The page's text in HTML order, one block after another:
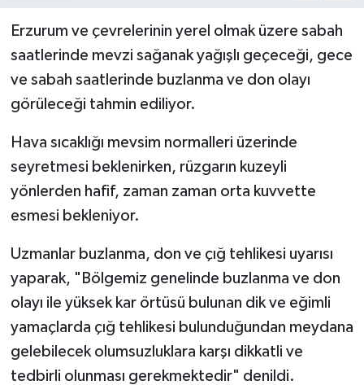
Erzurum ve çevrelerinin yerel olmak üzere sabah
saatlerinde mevzi sağanak yağışlı geçeceği, gece
ve sabah saatlerinde buzlanma ve don olayı
görüleceği tahmin ediliyor.
Hava sıcaklığı mevsim normalleri üzerinde
seyretmesi beklenirken, rüzgarın kuzeyli
yönlerden hafif, zaman zaman orta kuvvette
esmesi bekleniyor.
Uzmanlar buzlanma, don ve çığ tehlikesi uyarısı
yaparak, "Bölgemiz genelinde buzlanma ve don
olayı ile yüksek kar örtüsü bulunan dik ve eğimli
yamaçlarda çığ tehlikesi bulunduğundan meydana
gelebilecek olumsuzluklara karşı dikkatli ve
tedbirli olunması gerekmektedir" denildi.